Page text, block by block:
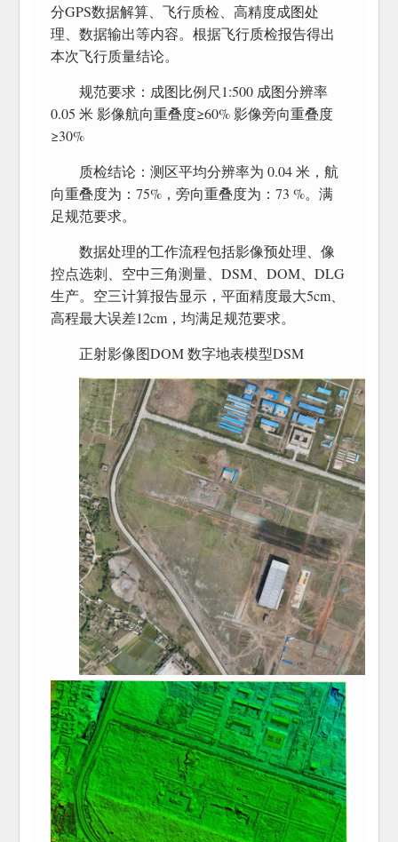
分GPS数据解算、飞行质检、高精度成图处
理、数据输出等内容。根据飞行质检报告得出
本次飞行质量结论。
规范要求：成图比例尺1:500 成图分辨率
0.05 米 影像航向重叠度≥60% 影像旁向重叠度
≥30%
质检结论：测区平均分辨率为 0.04 米，航
向重叠度为：75%，旁向重叠度为：73 %。满
足规范要求。
数据处理的工作流程包括影像预处理、像
控点选刺、空中三角测量、DSM、DOM、DLG
生产。空三计算报告显示，平面精度最大5cm、
高程最大误差12cm，均满足规范要求。
正射影像图DOM 数字地表模型DSM